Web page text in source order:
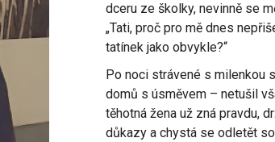
dceru ze školky, nevinně se
„Tati, proč pro mě dnes
tatínek jako obvykle?“
Po noci strávené s milenkou
domů s úsměvem – netušil
těhotná žena už zná pravdu,
důkazy a chystá se odletět